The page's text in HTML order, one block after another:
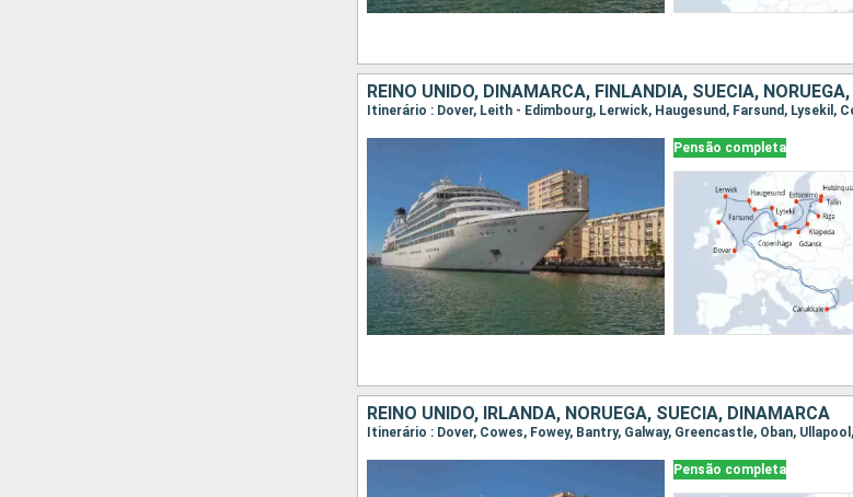
Pensão completa
REINO UNIDO, IRLANDA, NORUEGA, SUÉCIA, DINAMARCA
Pensão completa